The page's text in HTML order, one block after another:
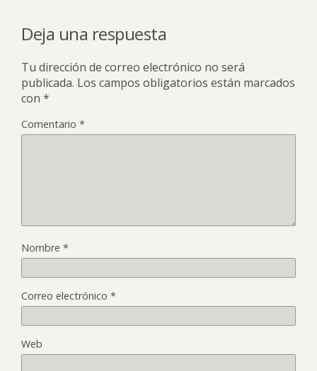
Deja una respuesta
Tu dirección de correo electrónico no será
publicada. Los campos obligatorios están marcados
con *
Comentario *
Nombre *
Correo electrónico *
Web